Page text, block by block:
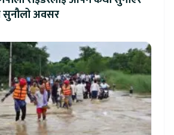
सुनौलो अवसर